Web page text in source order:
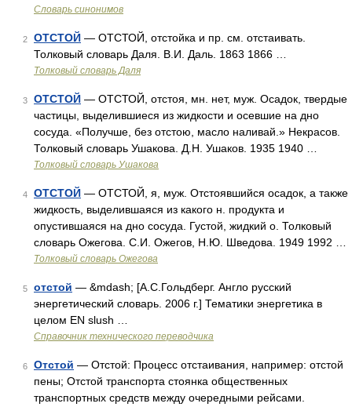
Словарь синонимов
2 ОТСТОЙ — ОТСТОЙ, отстойка и пр. см. отстаивать.
Толковый словарь Даля. В.И. Даль. 1863 1866 …
Толковый словарь Даля
3 ОТСТОЙ — ОТСТОЙ, отстоя, мн. нет, муж. Осадок, твердые
частицы, выделившиеся из жидкости и осевшие на дно
сосуда. «Получше, без отстою, масло наливай.» Некрасов.
Толковый словарь Ушакова. Д.Н. Ушаков. 1935 1940 …
Толковый словарь Ушакова
4 ОТСТОЙ — ОТСТОЙ, я, муж. Отстоявшийся осадок, а также
жидкость, выделившаяся из какого н. продукта и
опустившаяся на дно сосуда. Густой, жидкий о. Толковый
словарь Ожегова. С.И. Ожегов, Н.Ю. Шведова. 1949 1992 …
Толковый словарь Ожегова
5 отстой — &mdash; [А.С.Гольдберг. Англо русский
энергетический словарь. 2006 г.] Тематики энергетика в
целом EN slush …
Справочник технического переводчика
6 Отстой — Отстой: Процесс отстаивания, например: отстой
пены; Отстой транспорта стоянка общественных
транспортных средств между очередными рейсами.